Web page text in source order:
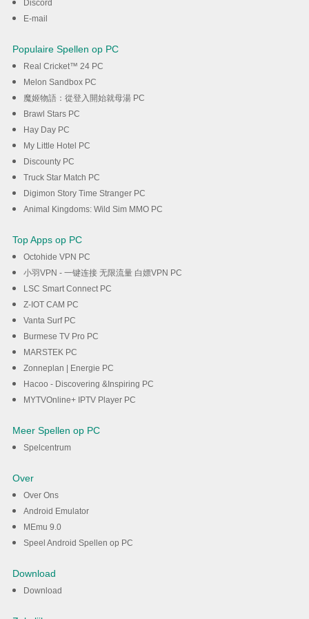
Discord
E-mail
Populaire Spellen op PC
Real Cricket™ 24 PC
Melon Sandbox PC
魔姬物語：從登入開始就母湯 PC
Brawl Stars PC
Hay Day PC
My Little Hotel PC
Discounty PC
Truck Star Match PC
Digimon Story Time Stranger PC
Animal Kingdoms: Wild Sim MMO PC
Top Apps op PC
Octohide VPN PC
小羽VPN - 一键连接 无限流量 白嫖VPN PC
LSC Smart Connect PC
Z-IOT CAM PC
Vanta Surf PC
Burmese TV Pro PC
MARSTEK PC
Zonneplan | Energie PC
Hacoo - Discovering &Inspiring PC
MYTVOnline+ IPTV Player PC
Meer Spellen op PC
Spelcentrum
Over
Over Ons
Android Emulator
MEmu 9.0
Speel Android Spellen op PC
Download
Download